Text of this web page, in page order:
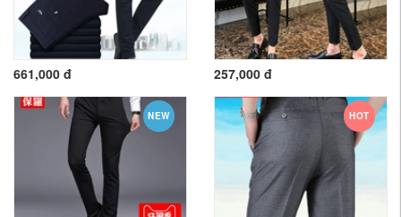
661,000 đ 257,000 đ
NEW HOT